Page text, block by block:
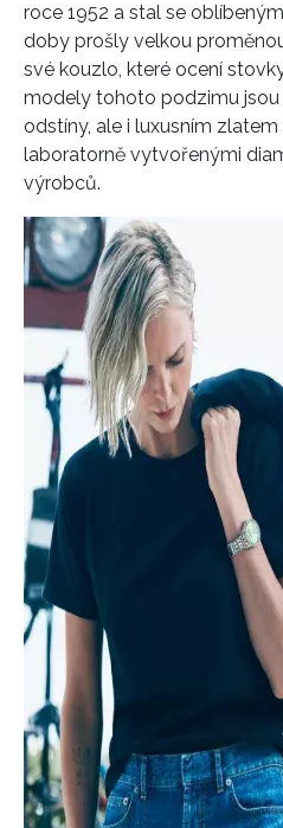
roce 1952 a stal se
doby prošly velkou
své kouzlo, které ocení
modely tohoto podzimu
odstíny, ale i luxusním
laboratorně vytvořenými
výrobců.